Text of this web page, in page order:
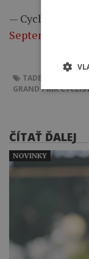
— Cycling on
September 12,
TADEJ POGAČAR
GRAND PRIX
ČÍTAŤ ĎALEJ
NOVINKY